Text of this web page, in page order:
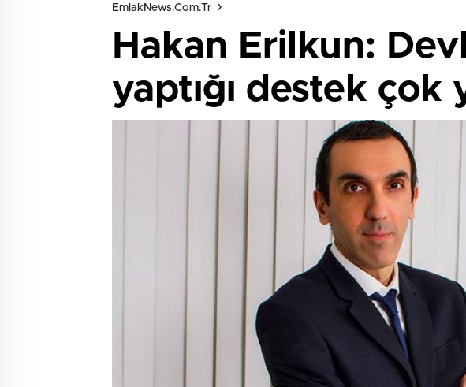
EmlakNews.com.tr
Hakan Erilkun:
yaptığı destek çok